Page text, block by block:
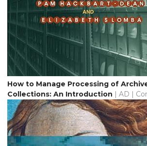
How to Manage Processing of
Collections: An Introduction | AD |